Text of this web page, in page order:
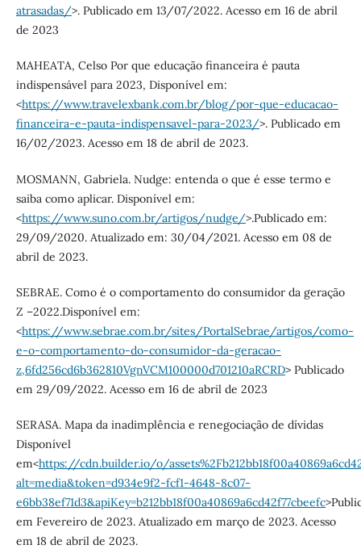
atrasadas/>. Publicado em 13/07/2022. Acesso em 16 de abril
de 2023
MAHEATA, Celso Por que educação financeira é pauta
indispensável para 2023, Disponível em:
<https://www.travelexbank.com.br/blog/por-que-educacao-
financeira-e-pauta-indispensavel-para-2023/>. Publicado em
16/02/2023. Acesso em 18 de abril de 2023.
MOSMANN, Gabriela. Nudge: entenda o que é esse termo e
saiba como aplicar. Disponível em:
<https://www.suno.com.br/artigos/nudge/>.Publicado em:
29/09/2020. Atualizado em: 30/04/2021. Acesso em 08 de
abril de 2023.
SEBRAE. Como é o comportamento do consumidor da geração
Z –2022.Disponível em:
<https://www.sebrae.com.br/sites/PortalSebrae/artigos/como-
e-o-comportamento-do-consumidor-da-geracao-
z,6fd256cd6b362810VgnVCM100000d701210aRCRD> Publicado
em 29/09/2022. Acesso em 16 de abril de 2023
SERASA. Mapa da inadimplência e renegociação de dívidas
Disponível
em<https://cdn.builder.io/o/
alt=media&token=d934e9f2-fcf1-4648-8c07-
e6bb38ef71d3&apiKey=b212bb18f00a40869a6cd42f77cbeefc
em Fevereiro de 2023. Atualizado em março de 2023. Acesso
em 18 de abril de 2023.